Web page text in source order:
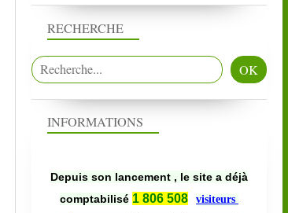
RECHERCHE
INFORMATIONS
Depuis son lancement , le site a déjà
comptabilisé 1 806 508
visiteurs